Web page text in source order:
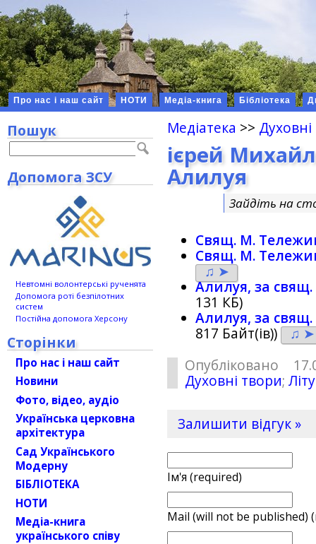
Про нас і наш сайт НОТИ Медіа-книга Бібліотека
Медіатека >>
ієрей
Алилуя
Зайдіть на
Свящ. М.
Свящ. М.
♫ ➤
Алилуя, за
131 КБ)
Алилуя, за
817 Байт(ів)) ♫ ➤
Опубліковано
Духовні твори;
Залишити відгук »
Ім'я (required)
Mail (will not be published)
Пошук
Допомога ЗСУ
Невтомні волонтерські рученята
Допомога роті безпілотних
систем
Постійна допомога Херсону
Сторінки
Про нас і наш сайт
Новини
Фото, відео, аудіо
Українська церковна
архітектура
Сад Українського
Модерну
БІБЛІОТЕКА
НОТИ
Медіа-книга
українського співу